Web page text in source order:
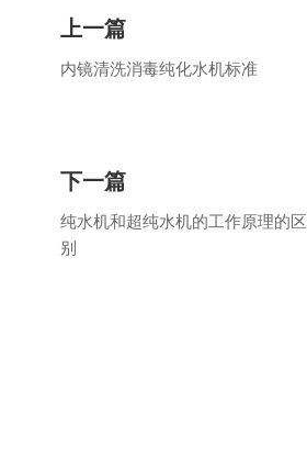
上一篇
内镜清洗消毒纯化水机标准
下一篇
纯水机和超纯水机的工作原理的区
别